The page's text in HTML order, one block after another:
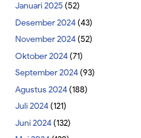
Januari 2025 (52)
Desember 2024(43)
November 2024(52)
Oktober 2024(71)
September 2024(93)
Agustus 2024(188)
Juli 2024(121)
Juni 2024(132)